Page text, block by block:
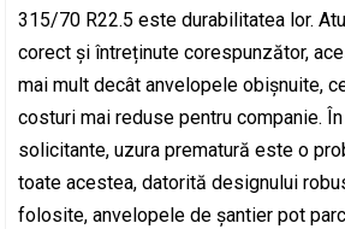
315/70 R22.5 este durabilitatea lor.
corect și întreținute corespunzător,
mai mult decât anvelopele obișnuite,
costuri mai reduse pentru companie.
solicitante, uzura prematură este o
toate acestea, datorită designului
folosite, anvelopele de șantier pot